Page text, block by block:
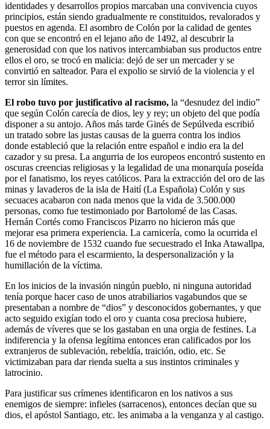
identidades y desarrollos propios marcaban una convivencia cuyos
principios, están siendo gradualmente re constituidos, revalorados y
puestos en agenda. El asombro de Colón por la calidad de gentes
con que se encontró en el lejano año de 1492, al descubrir la
generosidad con que los nativos intercambiaban sus productos entre
ellos el oro, se trocó en malicia: dejó de ser un mercader y se
convirtió en salteador. Para el expolio se sirvió de la violencia y el
terror sin límites.
El robo tuvo por justificativo al racismo, la “desnudez del indio”
que según Colón carecía de dios, ley y rey; un objeto del que podía
disponer a su antojo. Años más tarde Ginés de Sepúlveda escribió
un tratado sobre las justas causas de la guerra contra los indios
donde estableció que la relación entre español e indio era la del
cazador y su presa. La angurria de los europeos encontró sustento en
oscuras creencias religiosas y la legalidad de una monarquía poseída
por el fanatismo, los reyes católicos. Para la extracción del oro de las
minas y lavaderos de la isla de Haití (La Española) Colón y sus
secuaces acabaron con nada menos que la vida de 3.500.000
personas, como fue testimoniado por Bartolomé de las Casas.
Hernán Cortés como Franciscos Pizarro no hicieron más que
mejorar esa primera experiencia. La carnicería, como la ocurrida el
16 de noviembre de 1532 cuando fue secuestrado el Inka Atawallpa,
fue el método para el escarmiento, la despersonalización y la
humillación de la víctima.
En los inicios de la invasión ningún pueblo, ni ninguna autoridad
tenía porque hacer caso de unos atrabiliarios vagabundos que se
presentaban a nombre de “dios” y desconocidos gobernantes, y que
acto seguido exigían todo el oro y cuanta cosa preciosa hubiere,
además de víveres que se los gastaban en una orgia de festines. La
indiferencia y la ofensa legítima entonces eran calificados por los
extranjeros de sublevación, rebeldía, traición, odio, etc. Se
victimizaban para dar rienda suelta a sus instintos criminales y
latrocinio.
Para justificar sus crímenes identificaron en los nativos a sus
enemigos de siempre: infieles (sarracenos), entonces decían que su
dios, el apóstol Santiago, etc. les animaba a la venganza y al castigo.